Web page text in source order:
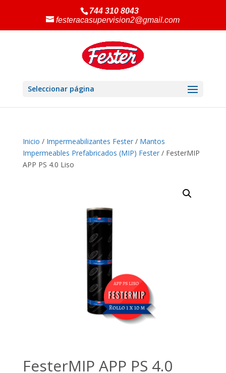
744 310 8043
festeracasupervision2@gmail.com
Seleccionar página
Inicio / Impermeabilizantes Fester/ Mantos
Impermeables Prefabricados (MIP) Fester/ FesterMIP
APP PS 4.0 Liso
FesterMIP APP PS 4.0